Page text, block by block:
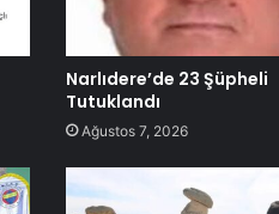
Narlıdere’de 23 Şüpheli
Tutuklandı
Ağustos 7, 2026